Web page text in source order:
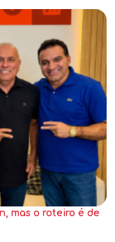
mas o roteiro é de